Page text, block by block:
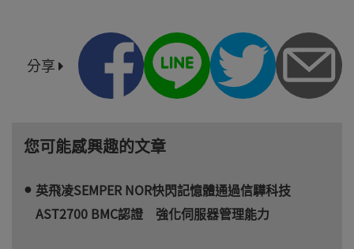
分享
您可能感興趣的文章
英飛凌SEMPER NOR快閃記憶體通過信驊科技
AST2700 BMC認證 強化伺服器管理能力